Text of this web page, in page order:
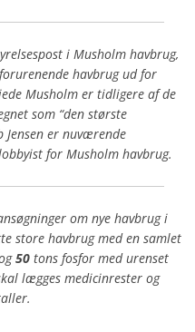
i Musholm havbrug,
havbrug ud for
Musholm er tidligere af de
som “den største
er nuværende
for Musholm havbrug.
om nye havbrug i
store havbrug med en samlet
50tons fosfor med urenset
lægges medicinrester og